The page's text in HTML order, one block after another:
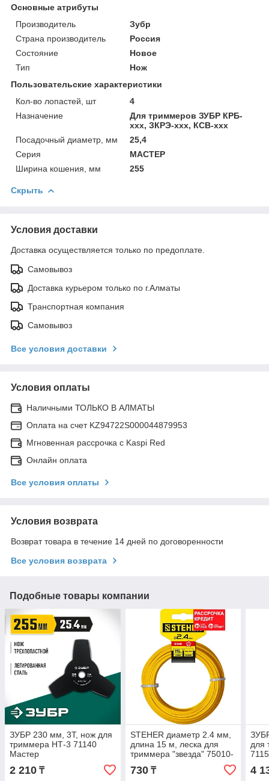
Основные атрибуты
Производитель
Зубр
Страна производитель
Россия
Состояние
Новое
Тип
Нож
Пользовательские характеристики
Кол-во лопастей, шт
4
Назначение
Для триммеров ЗУБР КРБ-
ххх, ЗКРЭ-ххх, КСВ-ххх
Посадочный диаметр, мм
25,4
Серия
МАСТЕР
Ширина кошения, мм
255
Скрыть
Условия доставки
Доставка осуществляется только по предоплате.
Самовывоз
Доставка курьером только по г.Алматы
Транспортная компания
Самовывоз
Все условия доставки
Условия оплаты
Наличными ТОЛЬКО В АЛМАТЫ
Оплата на счет KZ94722S000044879953
Мгновенная рассрочка с Kaspi Red
Онлайн оплата
Все условия оплаты
Условия возврата
Возврат товара в течение 14 дней по договоренности
Все условия возврата
Подобные товары компании
ЗУБР 230 мм, 3T, нож для
триммера НТ-3 71140
Мастер
2 210 ₸
STEHER диаметр 2.4 мм,
длина 15 м, леска для
триммера "звезда" 75010-
730₸
для
4